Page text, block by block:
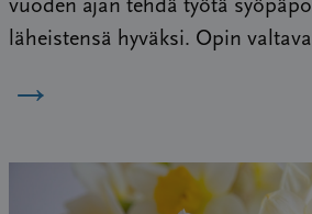
vuoden ajan tehdä työtä
läheistensä hyväksi. Opin
→